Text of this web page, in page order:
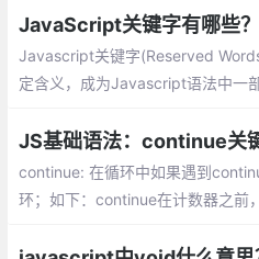
JavaScript关键字有哪些？
Javascript关键字(Reserved
定含义，成为Javascript语法中一
变量名或函数名，会使Javascript
JS基础语法：continue关
continue: 在循环中如果遇到
环；如下：continue在计数器之前